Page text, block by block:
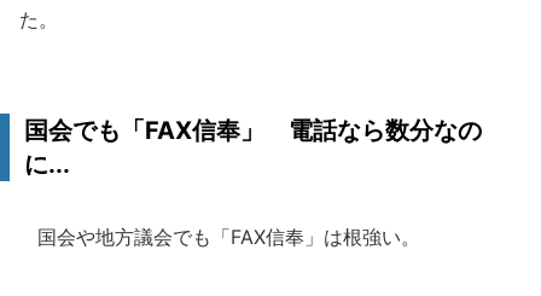
た。
国会でも「FAX信奉」 電話なら数分なの
に...
国会や地方議会でも「FAX信奉」は根強い。